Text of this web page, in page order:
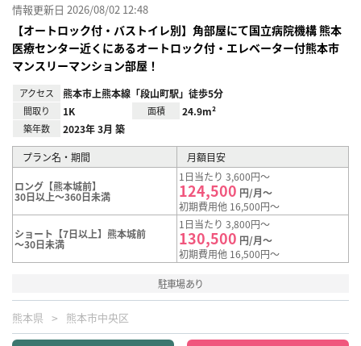
情報更新日 2026/08/02 12:48
【オートロック付・バストイレ別】角部屋にて国立病院機構 熊本
医療センター近くにあるオートロック付・エレベーター付熊本市
マンスリーマンション部屋！
アクセス 熊本市上熊本線「段山町駅」徒歩5分
間取り 1K 面積 24.9m²
築年数 2023年 3月 築
プラン名・期間 月額目安
ロング【熊本城前】
30日以上～360日未満
1日当たり 3,600円～
124,500 円/月～
初期費用他 16,500円～
ショート【7日以上】熊本城前
～30日未満
1日当たり 3,800円～
130,500 円/月～
初期費用他 16,500円～
駐車場あり
熊本県 熊本市中央区